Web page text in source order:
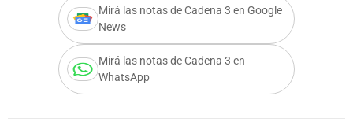
Mirá las notas de Cadena 3 en Google
News
Mirá las notas de Cadena 3 en
WhatsApp